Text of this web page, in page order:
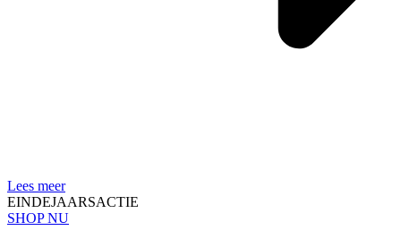
Lees meer
EINDEJAARSACTIE
SHOP NU